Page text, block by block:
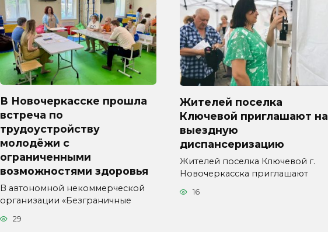
В Новочеркасске прошла
встреча по
трудоустройству
молодёжи с
ограниченными
возможностями здоровья
В автономной некоммерческой
организации «Безграничные
29
Жителей поселка
Ключевой приглашают на
выездную
диспансеризацию
Жителей поселка Ключевой г.
Новочеркасска приглашают
16